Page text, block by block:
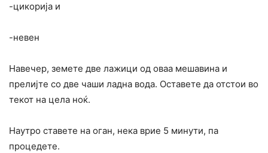
-цикорија и
-невен
Навечер, земете две лажици од оваа мешавина и
прелијте со две чаши ладна вода. Оставете да отстои во
текот на цела ноќ.
Наутро ставете на оган, нека врие 5 минути, па
процедете.